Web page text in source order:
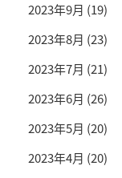
2023年9月 (19)
2023年8月 (23)
2023年7月 (21)
2023年6月 (26)
2023年5月 (20)
2023年4月 (20)